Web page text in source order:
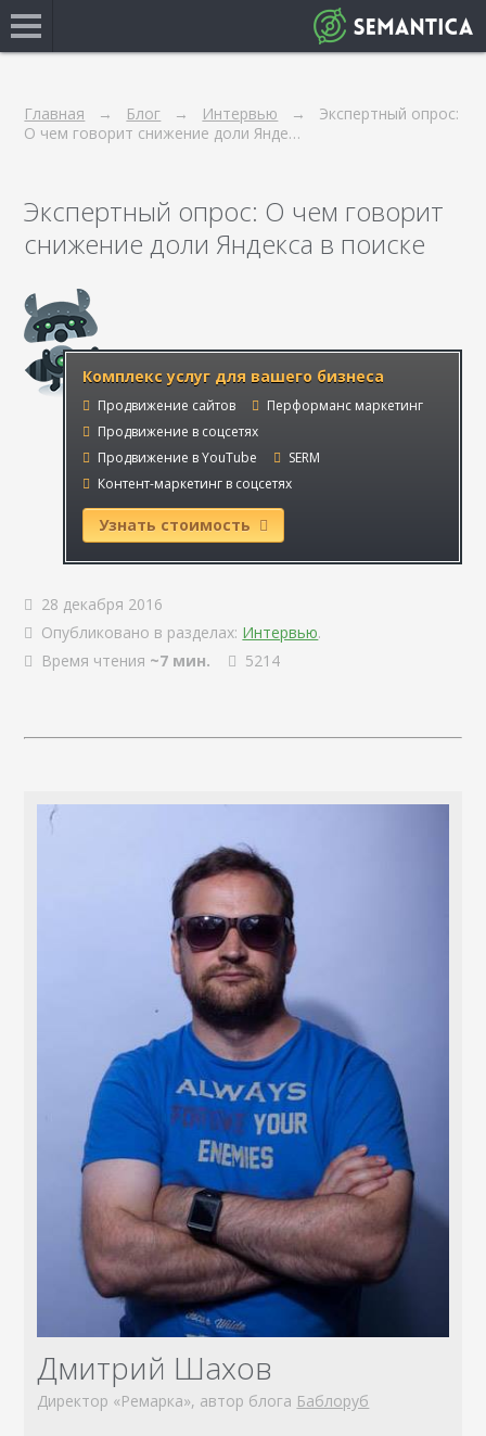
Главная Блог Интервью
Экспертный опрос:
О чем говорит снижение доли Янде…
Экспертный опрос: О чем говорит
снижение доли Яндекса в поиске
Комплекс услуг для вашего бизнеса
Продвижение сайтов
Перформанс маркетинг
Продвижение в соцсетях
Продвижение в YouTube
SERM
Контент-маркетинг в соцсетях
Узнать стоимость
28 декабря 2016
Опубликовано в разделах: Интервью.
Время чтения ~7 мин. 5214
Дмитрий Шахов
Директор «Ремарка», автор блога Баблоруб